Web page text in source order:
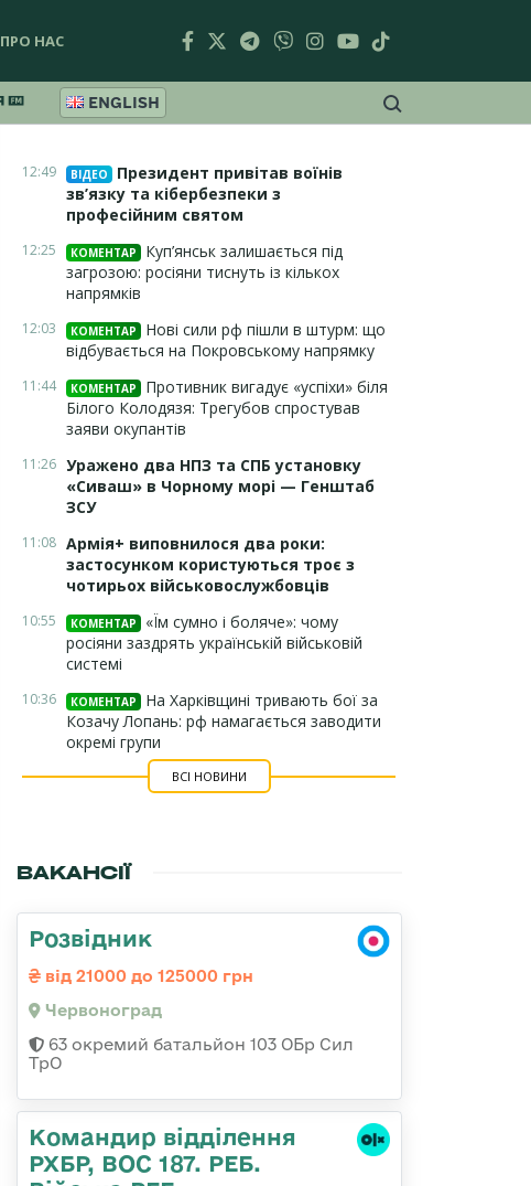
ПРО НАС
ENGLISH
12:49 ВІДЕО
Президент привітав воїнів
зв’язку та кібербезпеки з
професійним святом
12:25 КОМЕНТАР
Куп’янськ залишається під
загрозою: росіяни тиснуть із кількох
напрямків
12:03 КОМЕНТАР
Нові сили рф пішли в штурм: що
відбувається на Покровському напрямку
11:44 КОМЕНТАР
Противник вигадує «успіхи» біля
Білого Колодязя: Трегубов спростував
заяви окупантів
11:26 Уражено два НПЗ та СПБ установку
«Сиваш» в Чорному морі — Генштаб
ЗСУ
11:08 Армія+ виповнилося два роки:
застосунком користуються троє з
чотирьох військовослужбовців
10:55 КОМЕНТАР
«Їм сумно і боляче»: чому
росіяни заздрять українській військовій
системі
10:36 КОМЕНТАР
На Харківщині тривають бої за
Козачу Лопань: рф намагається заводити
окремі групи
ВСІ НОВИНИ
ВАКАНСІЇ
Розвідник
від 21000 до 125000 грн
Червоноград
63 окремий батальйон 103 ОБр Сил
ТрО
Командир відділення
РХБР, ВОС 187. РЕБ.